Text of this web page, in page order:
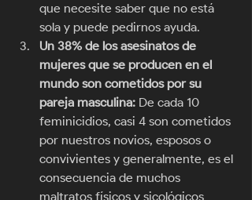
que necesite saber que no está
sola y puede pedirnos ayuda.
Un 38% de los asesinatos de
mujeres que se producen en el
mundo son cometidos por su
pareja masculina: De cada 10
feminicidios, casi 4 son cometidos
por nuestros novios, esposos o
convivientes y generalmente, es el
consecuencia de muchos
maltratos físicos y sicológicos